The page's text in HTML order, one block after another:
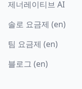
제너레이티브 AI
솔로 요금제 (en)
팀 요금제 (en)
블로그 (en)